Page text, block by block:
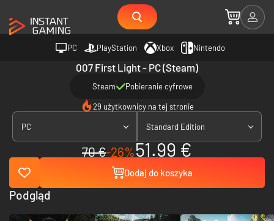
PC PlayStation Xbox Nintendo
007 First Light - PC (Steam)
Steam Pobieranie cyfrowe
29 użytkownicy na tej stronie
PC Standard Edition
70 €-26%51.99 €
Dodaj do koszyka
Podgląd